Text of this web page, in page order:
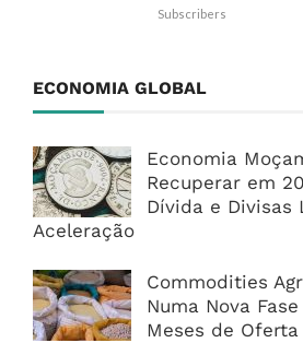
Subscribers
ECONOMIA GLOBAL
Economia
Recuperar em
Dívida e Divisas
Aceleração
Commodities
Numa Nova
Meses de